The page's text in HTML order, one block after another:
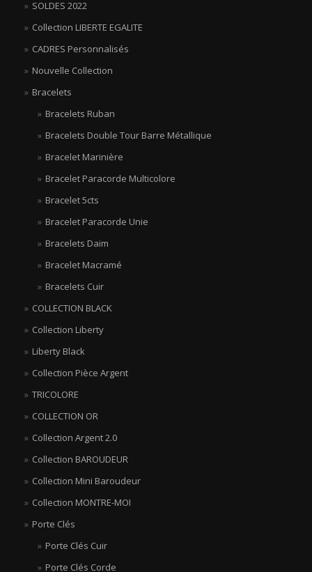
SOLDES 2022
Collection LIBERTE EGALITE
CADRES Personnalisés
Nouvelle Collection
Bracelets
Bracelets Ruban
Bracelets Double Tour Barre Métallique
Bracelet Marinière
Bracelet Paracorde Multicolore
Bracelet 5cts
Bracelet Paracorde Unie
Bracelets Daim
Bracelet Macramé
Bracelets Cuir
COLLECTION BLACK
Collection Liberty
Liberty Black
Collection Pièce Argent
TRICOLORE
COLLECTION OR
Collection Argent 2.0
Collection BAROUDEUR
Collection Mini Baroudeur
Collection MONTRE-MOI
Porte Clés
Porte Clés Cuir
Porte Clés Corde